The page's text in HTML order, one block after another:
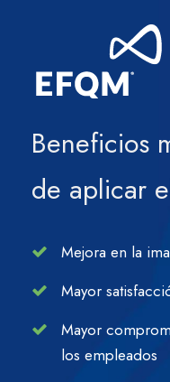
Beneficios
de aplicar
Mejora en la
Mayor
Mayor
los empleados